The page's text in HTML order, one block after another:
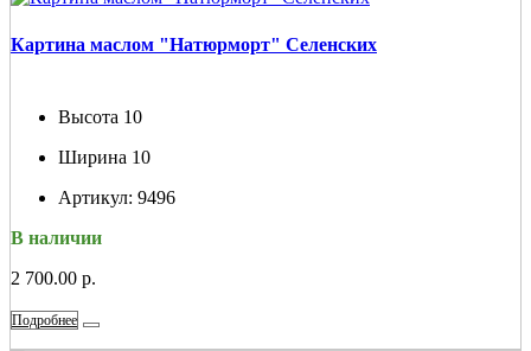
Картина маслом "Натюрморт" Селенских
Высота 10
Ширина 10
Артикул: 9496
В наличии
2 700.00 р.
Подробнее